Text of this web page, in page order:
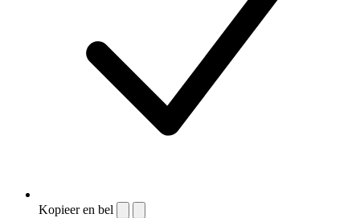
Kopieer en bel